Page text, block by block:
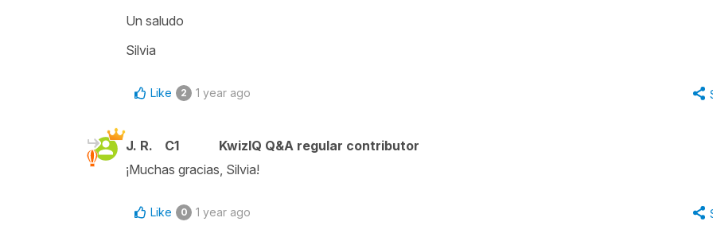
Un saludo
Silvia
Like 2 1 year ago
J. R. C1
KwizIQ Q&A regular contributor
¡Muchas gracias, Silvia!
Like 0 1 year ago